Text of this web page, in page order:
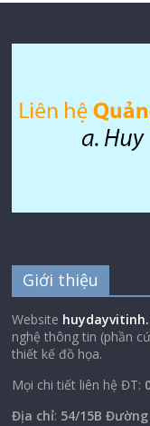
Giới thiệu
Website
nghệ thông tin (phần
thiết kế đồ họa.
Mọi chi tiết liên hệ ĐT:
Địa chỉ: 54/15B